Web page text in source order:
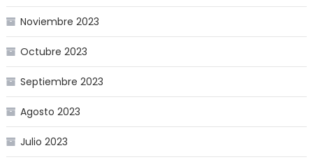
Noviembre 2023
Octubre 2023
Septiembre 2023
Agosto 2023
Julio 2023